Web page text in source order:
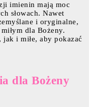
imienin mają moc
słowach. Nawet
i oryginalne,
dla Bożeny.
jak i miłe, aby pokazać
dla Bożeny